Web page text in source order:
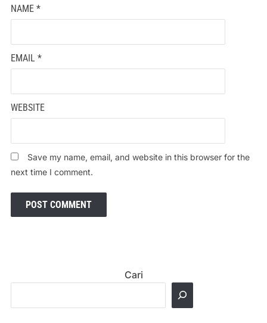
NAME *
EMAIL *
WEBSITE
Save my name, email, and website in this browser for the
next time I comment.
Cari